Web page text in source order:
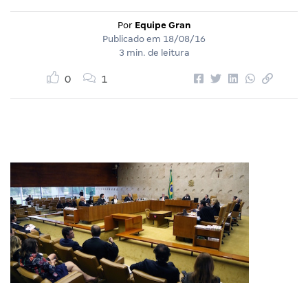
Por Equipe Gran
Publicado em 18/08/16
3 min. de leitura
0 1